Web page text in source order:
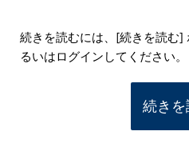
続きを読むには、[続きを読む]
るいはログインしてください。
続きを